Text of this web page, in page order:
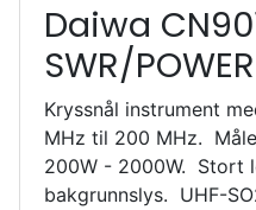
Daiwa
SWR/POWER
Kryssnål instrument
MHz til 200 MHz.
200W - 2000W. Stort
bakgrunnslys. UHF-